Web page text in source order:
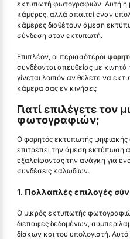
εκτυπωτή φωτογραφιών. Αυτή η
κάμερες, αλλά απαιτεί έναν
κάμερες διαθέτουν άμεση
σύνδεση στον εκτυπωτή.
Επιπλέον, οι περισσότεροι
συνδέονται απευθείας με
γίνεται λοιπόν αν θέλετε να
κάμερα σας εν κινήσει;
Γιατί επιλέγετε τον
φωτογραφιών;
Ο φορητός εκτυπωτής
επιτρέπει την άμεση εκτύπωση
εξαλείφοντας την ανάγκη για
συνδέσεις καλωδίων.
1. Πολλαπλές επιλογές
Ο μικρός εκτυπωτής
διεπαφές δεδομένων,
δίσκων και του υπολογιστή.